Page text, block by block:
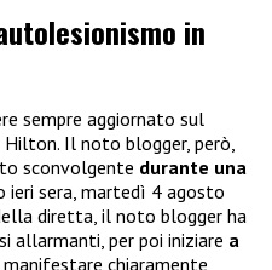
in
sempre aggiornato sul
Hilton. Il noto blogger, però,
sconvolgente durante una
ieri sera, martedì 4 agosto
diretta, il noto blogger ha
allarmanti, per poi iniziare a
chiaramente